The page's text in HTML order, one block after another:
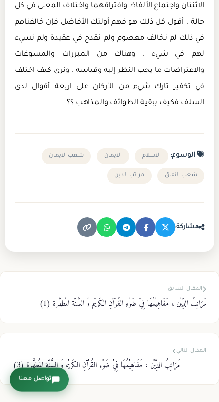
الاثنتان واجتماع الألفاظ وافتراقهما واختلاف المعنى في كل
حالة ، أقول كل ذلك هو فهم أولئك الأفاضل فإن خالفناهم
في ذلك لم نخالف معصوم ولم نقدح في عقيدة ولم نسيء
لهم في شيء ، وهناك من المبررات والمسوغات
والاعتراضات ما يجب النظر إليه وقياسه ، ونرى كيف اختلف
في تكفير تارك شيء من الأركان على اربعة أقوال لدى
السلف فكيف ببقية الطوائف والمذاهب ؟؟.
الوسوم: الاسلام الايمان شعب الايمان
شعب النفاق مراتب الدين
مشاركة:
المقال السابق
مَرَاتِبُ الدِّيْن ، مَفَاهِيْمُهَا فِيْ ضَوْءِ القُرْآنِ الكَريْم وَ السُّنّة المُطهَّرة (1)
المقال التالي
مَرَاتِبُ الدِّيْن ، مَفَاهِيْمُهَا فِيْ ضَوْءِ القُرْآنِ الكَريْم وَ السُّنّة المُطهَّرة (3)
تواصل معنا